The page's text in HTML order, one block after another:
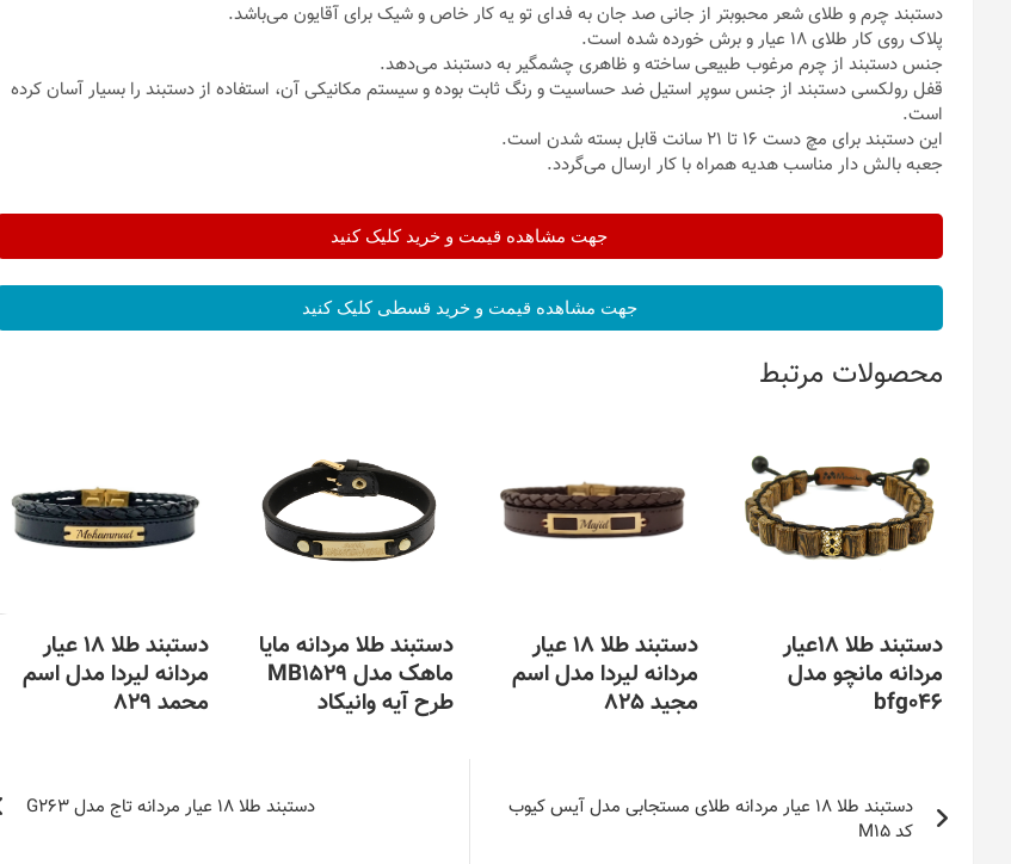
دستبند چرم و طلای شعر محبوبتر از جانی صد جان به فدای تو یه کار خاص و شیک برای آقایون می‌باشد.
پلاک روی کار طلای 18 عیار و برش خورده شده است.
جنس دستبند از چرم مرغوب طبیعی ساخته و ظاهری چشمگیر به دستبند می‌دهد.
قفل رولکسی دستبند از جنس سوپر استیل ضد حساسیت و رنگ ثابت بوده و سیستم مکانیکی آن، استفاده از دستبند را بسیار آسان کرده
است.
این دستبند برای مچ دست 16 تا 21 سانت قابل بسته شدن است.
جعبه بالش دار مناسب هدیه همراه با کار ارسال می‌گردد.
جهت مشاهده قیمت و خرید کلیک کنید
جهت مشاهده قیمت و خرید قسطی کلیک کنید
محصولات مرتبط
دستبند طلا 18عیار
مردانه مانچو مدل
bfg046
انواع
مختلفی
دستبند طلا 18 عیار
مردانه لیردا مدل اسم
مجید 825
انواع
دستبند طلا مردانه مایا
ماهک مدل MB1529
طرح آیه وانیکاد
دستبند طلا 18 عیار
مردانه لیردا مدل اسم
محمد 829
انواع
نوشته
دستبند طلا 18 عیار مردانه طلای مستجابی مدل آیس کیوب
کد M15
دستبند طلا 18 عیار مردانه تاج مدل G263